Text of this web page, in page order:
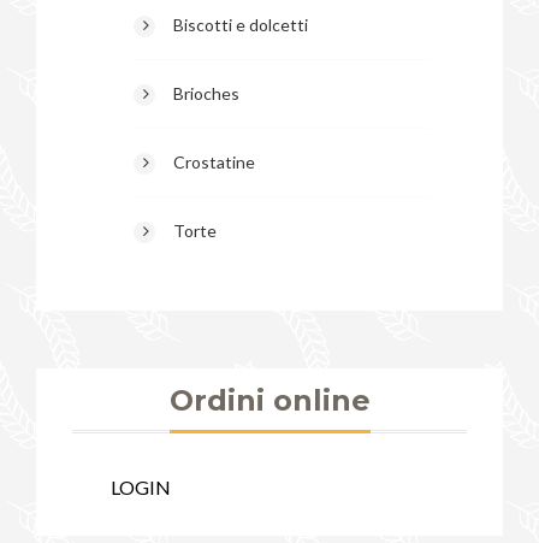
Biscotti e dolcetti
Brioches
Crostatine
Torte
Ordini online
LOGIN